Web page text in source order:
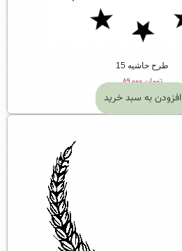
طرح حاشیه 15
تومان۸۹,۰۰۰
افزودن به سبد خرید